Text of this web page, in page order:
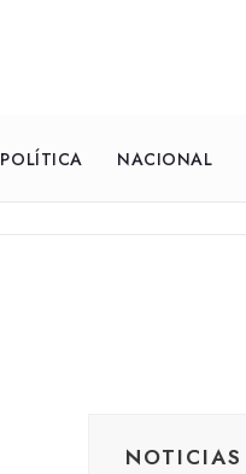
POLÍTICA NACIONAL
NOTICIAS